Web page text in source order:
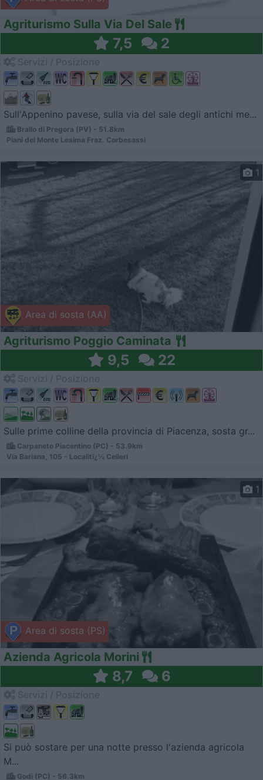
Agriturismo Sulla Via Del Sale
7,5 2
Sull'Appenino pavese, sulla via del sale degli antichi me...
Brallo di Pregora (PV) - 51.8km
Piani del Monte Lesima Fraz. Corbesassi
Area di sosta (AA)
1
Agriturismo Poggio Caminata
9,5 22
Sulle prime colline della provincia di Piacenza, sosta gr...
Carpaneto Piacentino (PC) - 53.9km
Via Bariana, 105 - Localitï¿½ Celleri
Area di sosta (PS)
1
Azienda Agricola Morini
8,7 6
Si può sostare per una notte presso l'azienda agricola
M...
Godi (PC) - 56.3km